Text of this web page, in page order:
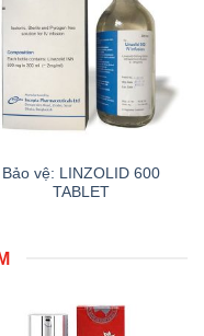
Bảo vệ: LINZOLID 600
TABLET